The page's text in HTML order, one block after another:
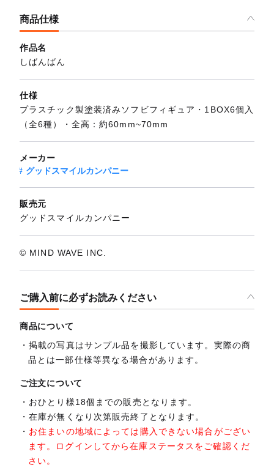
商品仕様
作品名
しばんばん
仕様
プラスチック製塗装済みソフビフィギュア・1BOX6個入
（全6種）・全高：約60mm~70mm
メーカー
グッドスマイルカンパニー
販売元
グッドスマイルカンパニー
© MIND WAVE INC.
ご購入前に必ずお読みください
商品について
掲載の写真はサンプル品を撮影しています。実際の商
品とは一部仕様等異なる場合があります。
ご注文について
おひとり様18個までの販売となります。
在庫が無くなり次第販売終了となります。
お住まいの地域によっては購入できない場合がござい
ます。ログインしてから在庫ステータスをご確認くだ
さい。